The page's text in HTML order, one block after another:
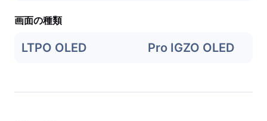
画面の種類
LTPO OLED Pro IGZO OLED